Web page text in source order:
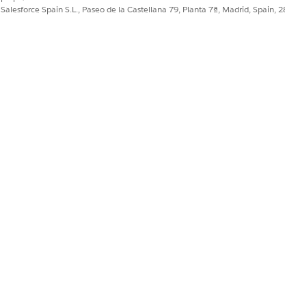
Salesforce Spain S.L., Paseo de la Castellana 79, Planta 7ª, Madrid, Spain,